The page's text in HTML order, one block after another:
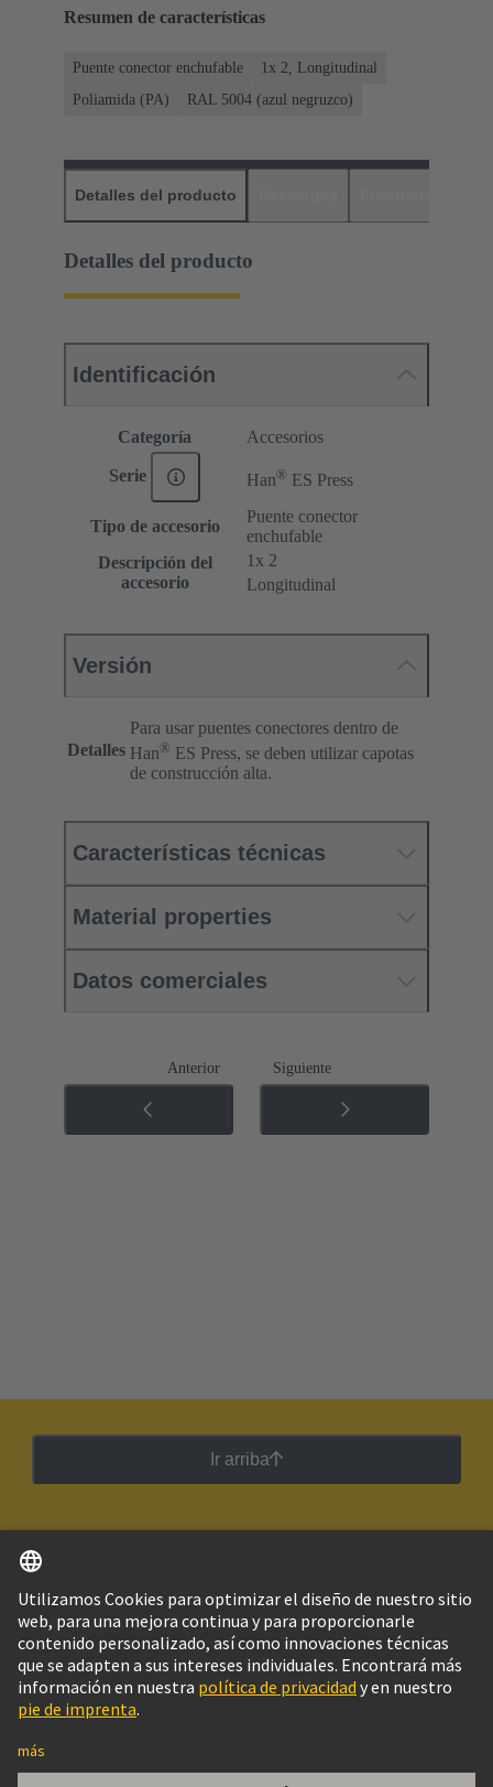
Resumen de características
Puente conector enchufable
1x 2, Longitudinal
Poliamida (PA)
RAL 5004 (azul negruzco)
Detalles del producto
Detalles del producto
Identificación
Categoría Accesorios
Serie Han® ES Press
Tipo de accesorio
Puente conector
enchufable
Descripción del
accesorio
1x 2
Longitudinal
Versión
Detalles
Para usar puentes conectores dentro de
Han® ES Press, se deben utilizar capotas
de construcción alta.
Características técnicas
Material properties
Datos comerciales
Anterior Siguiente
Ir arriba
Argentina Español
© Grupo Tecnológico HARTING
Configuración de cookies